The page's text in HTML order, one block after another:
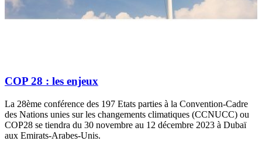
COP 28 : les enjeux
La 28ème conférence des 197 Etats parties à la Convention-Cadre
des Nations unies sur les changements climatiques (CCNUCC) ou
COP28 se tiendra du 30 novembre au 12 décembre 2023 à Dubaï
aux Emirats-Arabes-Unis.